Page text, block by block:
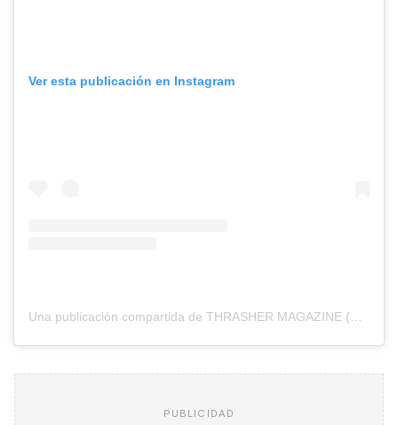
Ver esta publicación en Instagram
PUBLICIDAD